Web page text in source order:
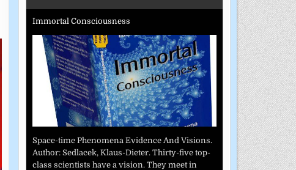
Immortal Consciousness
Space-time Phenomena Evidence And Visions.
Author: Sedlacek, Klaus-Dieter. Thirty-five top-
class scientists have a vision. They meet in